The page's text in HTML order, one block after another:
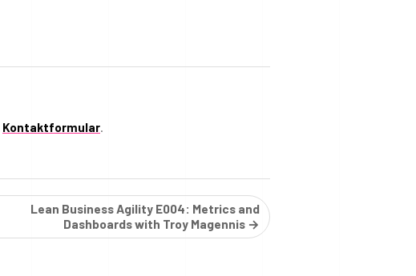
Kontaktformular.
Lean Business Agility E004: Metrics and
Dashboards with Troy Magennis →